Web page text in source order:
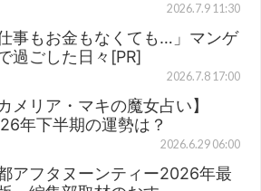
2026.7.9 11:30
仕事もお金もなくても…」マンゲ
過ごした日々[PR]
2026.7.8 17:00
カメリア・マキの魔女占い】
年下半期の運勢は？
2026.6.29 06:00
アフタヌーンティー2026年最